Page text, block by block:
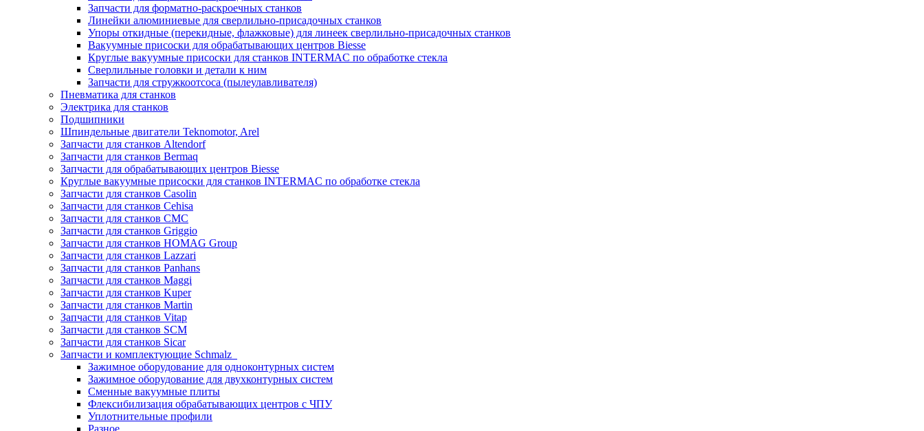
Запчасти для форматно-раскроечных станков
Линейки алюминиевые для сверлильно-присадочных станков
Упоры откидные (перекидные, флажковые) для линеек сверлильно-присадочных станков
Вакуумные присоски для обрабатывающих центров Biesse
Круглые вакуумные присоски для станков INTERMAC по обработке стекла
Сверлильные головки и детали к ним
Запчасти для стружкоотсоса (пылеулавливателя)
Пневматика для станков
Электрика для станков
Подшипники
Шпиндельные двигатели Teknomotor, Arel
Запчасти для станков Altendorf
Запчасти для станков Bermaq
Запчасти для обрабатывающих центров Biesse
Круглые вакуумные присоски для станков INTERMAC по обработке стекла
Запчасти для станков Casolin
Запчасти для станков Cehisa
Запчасти для станков CMC
Запчасти для станков Griggio
Запчасти для станков HOMAG Group
Запчасти для станков Lazzari
Запчасти для станков Panhans
Запчасти для станков Maggi
Запчасти для станков Kuper
Запчасти для станков Martin
Запчасти для станков Vitap
Запчасти для станков SCM
Запчасти для станков Sicar
Запчасти и комплектующие Schmalz
Зажимное оборудование для одноконтурных систем
Зажимное оборудование для двухконтурных систем
Сменные вакуумные плиты
Флексибилизация обрабатывающих центров с ЧПУ
Уплотнительные профили
Разное